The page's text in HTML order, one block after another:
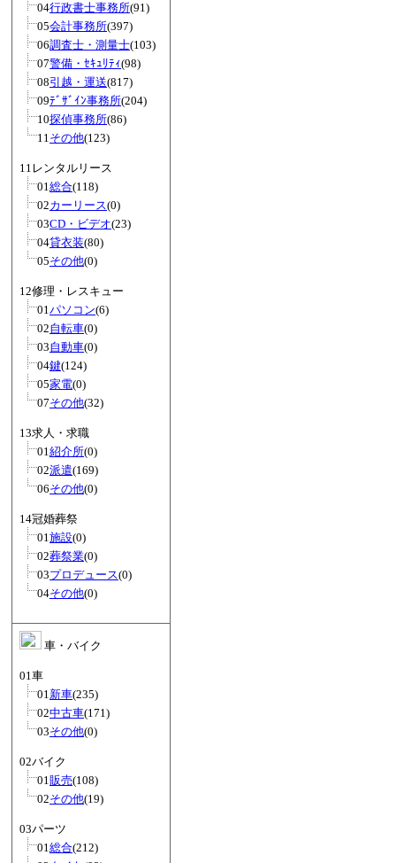
04行政書士事務所(91)
05会計事務所(397)
06調査士・測量士(103)
07警備・ｾｷｭﾘﾃｨ(98)
08引越・運送(817)
09ﾃﾞｻﾞｲﾝ事務所(204)
10探偵事務所(86)
11その他(123)
11レンタルリース
01総合(118)
02カーリース(0)
03CD・ビデオ(23)
04貸衣装(80)
05その他(0)
12修理・レスキュー
01パソコン(6)
02自転車(0)
03自動車(0)
04鍵(124)
05家電(0)
07その他(32)
13求人・求職
01紹介所(0)
02派遣(169)
06その他(0)
14冠婚葬祭
01施設(0)
02葬祭業(0)
03プロデュース(0)
04その他(0)
車・バイク
01車
01新車(235)
02中古車(171)
03その他(0)
02バイク
01販売(108)
02その他(19)
03パーツ
01総合(212)